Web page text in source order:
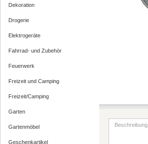
Dekoration
Drogerie
Elektrogeräte
Fahrrad- und Zubehör
Feuerwerk
Freizeit und Camping
Freizeit/Camping
Garten
Gartenmöbel
Geschenkartikel
Beschreibung